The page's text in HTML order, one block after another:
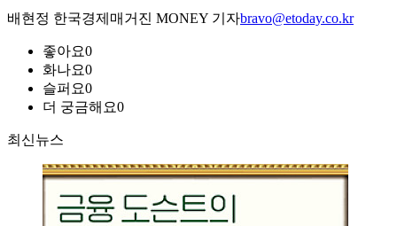
배현정 한국경제매거진 MONEY 기자bravo@etoday.co.kr
좋아요0
화나요0
슬퍼요0
더 궁금해요0
최신뉴스